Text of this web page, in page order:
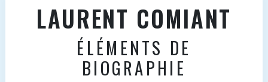
LAURENT COMIANT
ÉLÉMENTS DE
BIOGRAPHIE